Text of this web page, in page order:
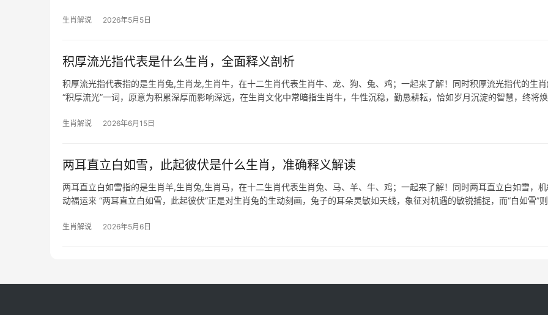
生肖解说 2026年5月5日
积厚流光指代表是什么生肖，全面释义剖析
积厚流光指代表指的是生肖兔,生肖龙,生肖牛，在十二生肖代表生肖牛、龙、狗、兔、鸡；一起来了解！同时积厚流光指代的生
“积厚流光”一词，原意为积累深厚而影响深远，在生肖文化中常暗指生肖牛，牛性沉稳，勤恳耕耘，恰如岁月沉淀的智慧，终将
生肖解说 2026年6月15日
两耳直立白如雪，此起彼伏是什么生肖，准确释义解读
两耳直立白如雪指的是生肖羊,生肖兔,生肖马，在十二生肖代表生肖兔、马、羊、牛、鸡；一起来了解！同时两耳直立白如雪，机
动福运来 “两耳直立白如雪，此起彼伏”正是对生肖兔的生动刻画，兔子的耳朵灵敏如天线，象征对机遇的敏锐捕捉，而“白如雪”
生肖解说 2026年5月6日